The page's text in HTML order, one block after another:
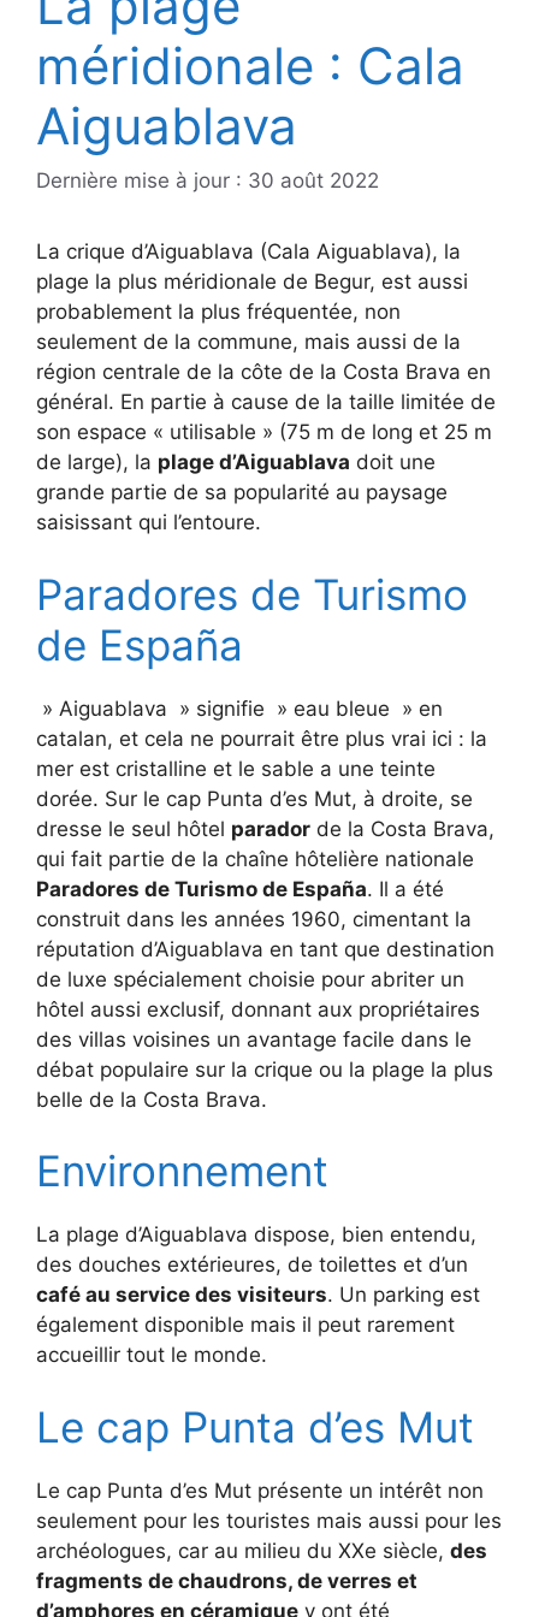
méridionale : Cala
Aiguablava
30 août 2022
La crique d’Aiguablava (Cala Aiguablava), la
plage la plus méridionale de Begur, est aussi
probablement la plus fréquentée, non
seulement de la commune, mais aussi de la
région centrale de la côte de la Costa Brava en
général. En partie à cause de la taille limitée de
son espace « utilisable » (75 m de long et 25 m
de large), la plage d’Aiguablava doit une
grande partie de sa popularité au paysage
saisissant qui l’entoure.
Paradores de Turismo
de España
» Aiguablava » signifie » eau bleue » en
catalan, et cela ne pourrait être plus vrai ici : la
mer est cristalline et le sable a une teinte
dorée. Sur le cap Punta d’es Mut, à droite, se
dresse le seul hôtel parador de la Costa Brava,
qui fait partie de la chaîne hôtelière nationale
Paradores de Turismo de España. Il a été
construit dans les années 1960, cimentant la
réputation d’Aiguablava en tant que destination
de luxe spécialement choisie pour abriter un
hôtel aussi exclusif, donnant aux propriétaires
des villas voisines un avantage facile dans le
débat populaire sur la crique ou la plage la plus
belle de la Costa Brava.
Environnement
La plage d’Aiguablava dispose, bien entendu,
des douches extérieures, de toilettes et d’un
café au service des visiteurs. Un parking est
également disponible mais il peut rarement
accueillir tout le monde.
Le cap Punta d’es Mut
Le cap Punta d’es Mut présente un intérêt non
seulement pour les touristes mais aussi pour les
archéologues, car au milieu du XXe siècle, des
fragments de chaudrons, de verres et
d’amphores en céramique y ont été